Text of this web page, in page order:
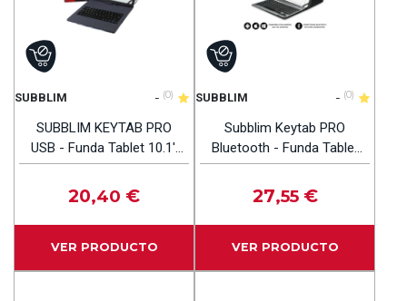
SUBBLIM - (0)
SUBBLIM KEYTAB PRO
USB - Funda Tablet 10.1''
England
20,40 €
VER PRODUCTO
SUBBLIM - (0)
Subblim Keytab PRO
Bluetooth - Funda Tablet
10.8
27,55 €
VER PRODUCTO